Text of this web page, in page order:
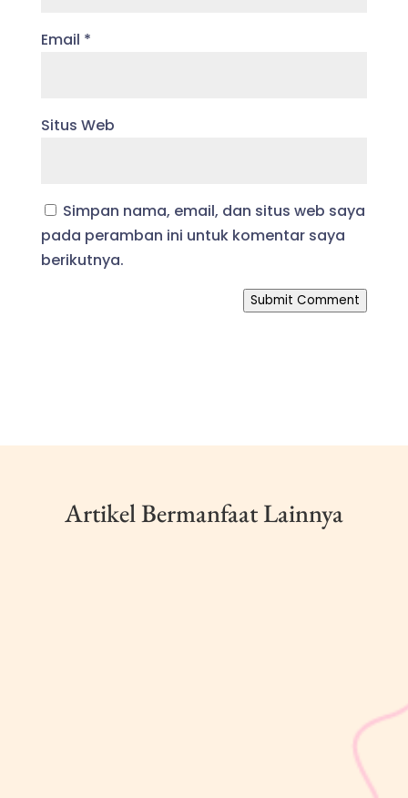
Email *
Situs Web
Simpan nama, email, dan situs web saya
pada peramban ini untuk komentar saya
berikutnya.
Submit Comment
Artikel Bermanfaat Lainnya